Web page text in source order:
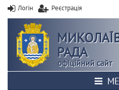
Логін Реєстрація
РАДА
офіційний сайт